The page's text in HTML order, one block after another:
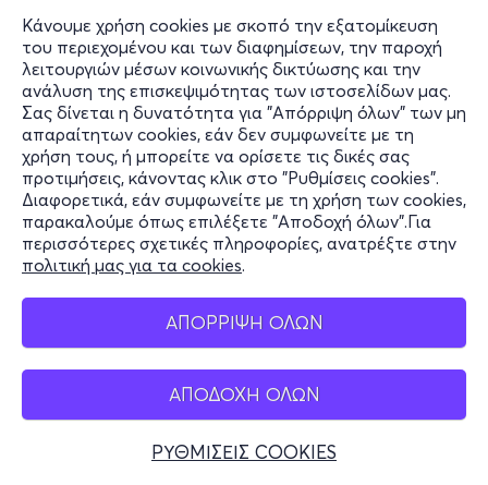
Κάνουμε χρήση cookies με σκοπό την εξατομίκευση
του περιεχομένου και των διαφημίσεων, την παροχή
λειτουργιών μέσων κοινωνικής δικτύωσης και την
ανάλυση της επισκεψιμότητας των ιστοσελίδων μας.
Σας δίνεται η δυνατότητα για "Απόρριψη όλων" των μη
απαραίτητων cookies, εάν δεν συμφωνείτε με τη
χρήση τους, ή μπορείτε να ορίσετε τις δικές σας
προτιμήσεις, κάνοντας κλικ στο "Ρυθμίσεις cookies".
Διαφορετικά, εάν συμφωνείτε με τη χρήση των cookies,
παρακαλούμε όπως επιλέξετε "Αποδοχή όλων".Για
περισσότερες σχετικές πληροφορίες, ανατρέξτε στην
πολιτική μας για τα cookies.
ΑΠΟΡΡΙΨΗ ΟΛΩΝ
ΑΠΟΔΟΧΗ ΟΛΩΝ
ΡΥΘΜΙΣΕΙΣ COOKIES